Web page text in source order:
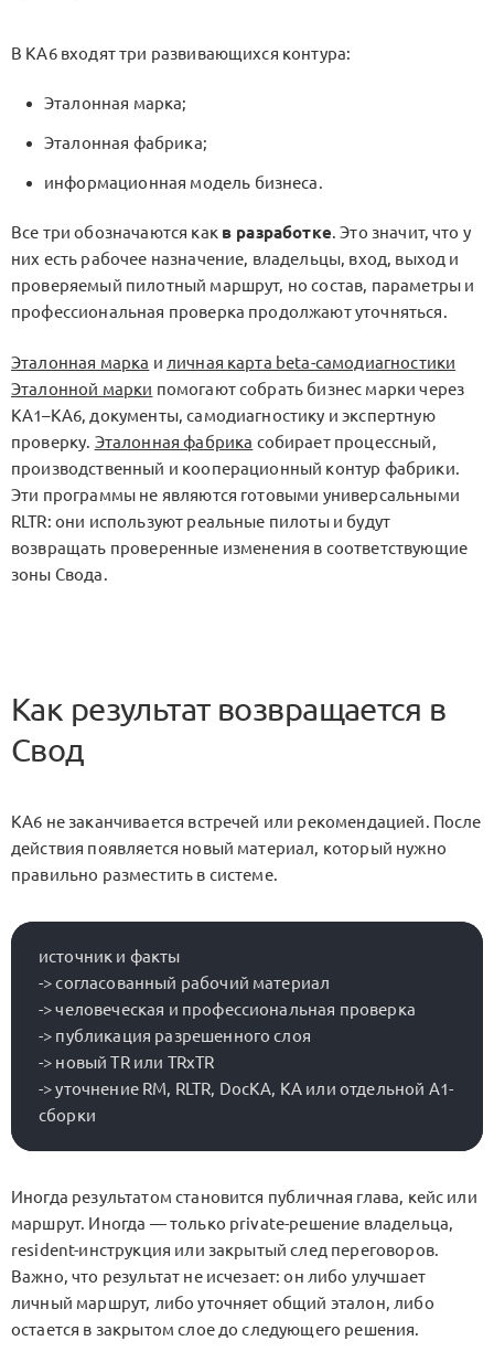
В KA6 входят три развивающихся контура:
Эталонная марка;
Эталонная фабрика;
информационная модель бизнеса.
Все три обозначаются как в разработке. Это значит, что у
них есть рабочее назначение, владельцы, вход, выход и
проверяемый пилотный маршрут, но состав, параметры и
профессиональная проверка продолжают уточняться.
Эталонная марка и личная карта beta-самодиагностики
Эталонной марки помогают собрать бизнес марки через
KA1–KA6, документы, самодиагностику и экспертную
проверку. Эталонная фабрика собирает процессный,
производственный и кооперационный контур фабрики.
Эти программы не являются готовыми универсальными
RLTR: они используют реальные пилоты и будут
возвращать проверенные изменения в соответствующие
зоны Свода.
Как результат возвращается в
Свод
KA6 не заканчивается встречей или рекомендацией. После
действия появляется новый материал, который нужно
правильно разместить в системе.
источник и факты
-> согласованный рабочий материал
-> человеческая и профессиональная проверка
-> публикация разрешенного слоя
-> новый TR или TRxTR
-> уточнение RM, RLTR, DocKA, KA или отдельной A1-
Иногда результатом становится публичная глава, кейс или
маршрут. Иногда — только private-решение владельца,
resident-инструкция или закрытый след переговоров.
Важно, что результат не исчезает: он либо улучшает
личный маршрут, либо уточняет общий эталон, либо
остается в закрытом слое до следующего решения.